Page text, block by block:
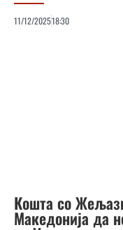
11/12/202518:30
Кошта со
Македонија да